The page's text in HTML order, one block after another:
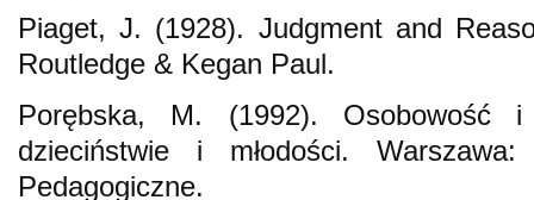
Piaget, J. (1928). Judgment and
Routledge & Kegan Paul.
Porębska, M. (1992). Osobowość
dzieciństwie i młodości.
Pedagogiczne.